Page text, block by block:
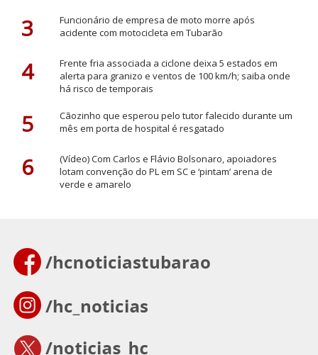
3
Funcionário de empresa de moto morre após
acidente com motocicleta em Tubarão
4
Frente fria associada a ciclone deixa 5 estados em
alerta para granizo e ventos de 100 km/h; saiba onde
há risco de temporais
5
Cãozinho que esperou pelo tutor falecido durante um
mês em porta de hospital é resgatado
6
(Vídeo) Com Carlos e Flávio Bolsonaro, apoiadores
lotam convenção do PL em SC e ‘pintam’ arena de
verde e amarelo